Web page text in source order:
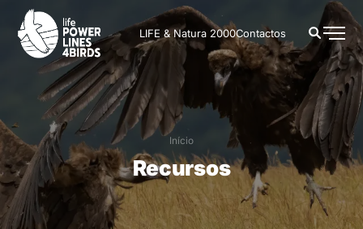
LIFE & Natura 2000Contactos
Início
Recursos